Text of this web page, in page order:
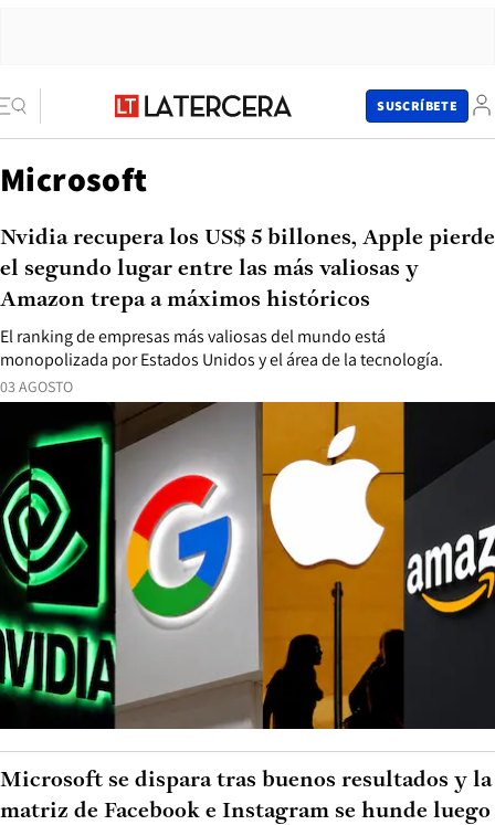
SUSCRÍBETE
Microsoft
03 AGOSTO
El ranking de empresas más valiosas del mundo está
monopolizada por Estados Unidos y el área de la tecnología.
Nvidia recupera los US$ 5 billones, Apple pierde
el segundo lugar entre las más valiosas y
Amazon trepa a máximos históricos
Microsoft se dispara tras buenos resultados y la
matriz de Facebook e Instagram se hunde luego